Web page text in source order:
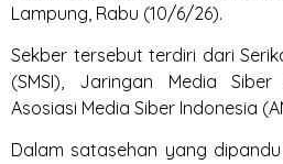
Lampung, Rabu (10/6/26).
Sekber tersebut terdiri dari
(SMSI), Jaringan Media
Asosiasi Media Siber Indonesia
Dalam satasehan yang